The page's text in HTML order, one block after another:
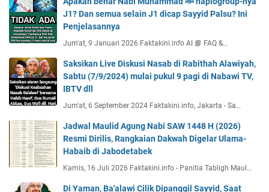
J1? Dan semua selain J1 dicap Sayyid Palsu? Ini
Penjelasannya
Jum'at, 9 Januari 2026 Faktakini.info AI 📘 FAQ &…
Saksikan Live Diskusi Nasab di Rabithah Alawiyah,
Sabtu (7/9/2024) mulai pukul 9 pagi di Nabawi TV,
IBTV dll
Jum'at, 6 September 2024 Faktakini.info, Jakarta - Sa…
Jadwal Maulid Agung Nabi SAW 1448 H (2026)
Resmi Dirilis, Rangkaian Dakwah Digelar Ulama-
Habaib di Jabodetabek
Kamis, 16 Juli 2026 Faktakini.info - Panitia Tabligh Maul…
Di Yaman, Ba'alawi Cilik Dipanggil Sayyid, Saat